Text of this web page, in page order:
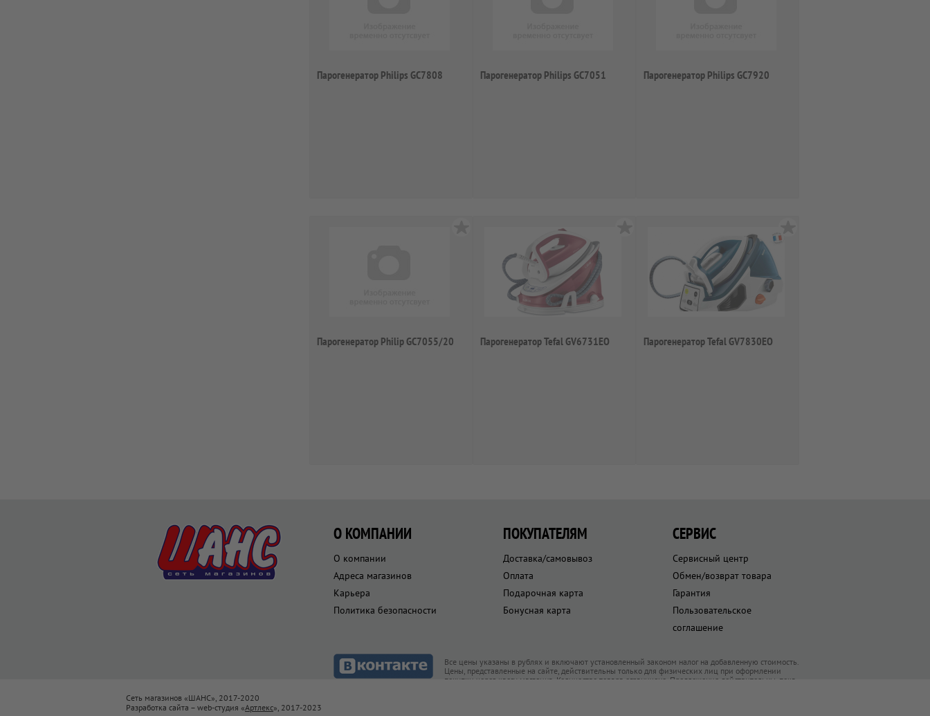
Парогенератор Philips GC7808 Парогенератор Philips GC7051 Парогенератор Philips GC7920
Парогенератор Philip GC7055/20 Парогенератор Tefal GV6731EO Парогенератор Tefal GV7830EO
О КОМПАНИИ
О компании
Адреса магазинов
Карьера
Политика безопасности
ПОКУПАТЕЛЯМ
Доставка/самовывоз
Оплата
Подарочная карта
Бонусная карта
СЕРВИС
Сервисный центр
Обмен/возврат товара
Гарантия
Пользовательское
соглашение
Все цены указаны в рублях и включают установленный законом налог на добавленную стоимость.
Цены, представленные на сайте, действительны только для физических лиц при оформлении
покупки через кассу магазина. Количество товара ограничено. Предложения действительны, пока
Сеть магазинов «ШАНС», 2017-2020
Разработка сайта – web-студия «Артлекс», 2017-2023